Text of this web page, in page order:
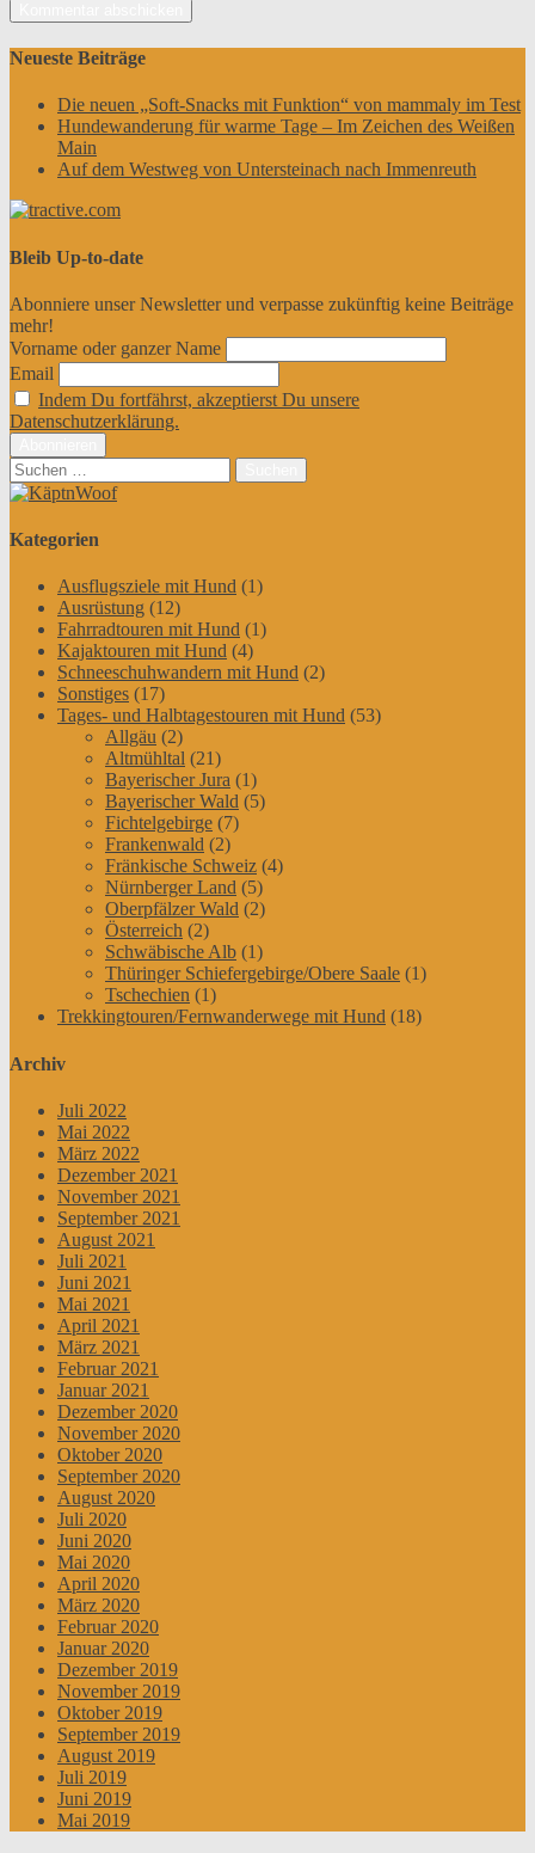
Neueste Beiträge
Die neuen „Soft-Snacks mit Funktion“ von mammaly im Test
Hundewanderung für warme Tage – Im Zeichen des Weißen
Main
Auf dem Westweg von Untersteinach nach Immenreuth
Bleib Up-to-date
Abonniere unser Newsletter und verpasse zukünftig keine Beiträge
mehr!
Vorname oder ganzer Name
Email
Indem Du fortfährst, akzeptierst Du unsere
Datenschutzerklärung.
Suchen
nach:
Kategorien
Ausflugsziele mit Hund (1)
Ausrüstung (12)
Fahrradtouren mit Hund (1)
Kajaktouren mit Hund (4)
Schneeschuhwandern mit Hund (2)
Sonstiges (17)
Tages- und Halbtagestouren mit Hund (53)
Allgäu (2)
Altmühltal (21)
Bayerischer Jura (1)
Bayerischer Wald (5)
Fichtelgebirge (7)
Frankenwald (2)
Fränkische Schweiz (4)
Nürnberger Land (5)
Oberpfälzer Wald (2)
Österreich (2)
Schwäbische Alb (1)
Thüringer Schiefergebirge/Obere Saale (1)
Tschechien (1)
Trekkingtouren/Fernwanderwege mit Hund (18)
Archiv
Juli 2022
Mai 2022
März 2022
Dezember 2021
November 2021
September 2021
August 2021
Juli 2021
Juni 2021
Mai 2021
April 2021
März 2021
Februar 2021
Januar 2021
Dezember 2020
November 2020
Oktober 2020
September 2020
August 2020
Juli 2020
Juni 2020
Mai 2020
April 2020
März 2020
Februar 2020
Januar 2020
Dezember 2019
November 2019
Oktober 2019
September 2019
August 2019
Juli 2019
Juni 2019
Mai 2019